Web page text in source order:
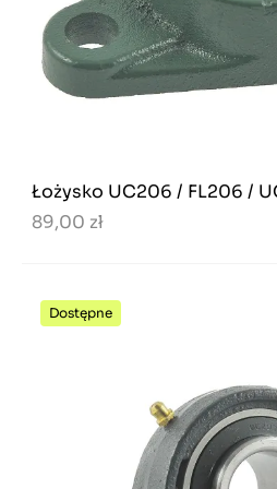
Łożysko UC206 / FL206 /
89,00 zł
Dostępne